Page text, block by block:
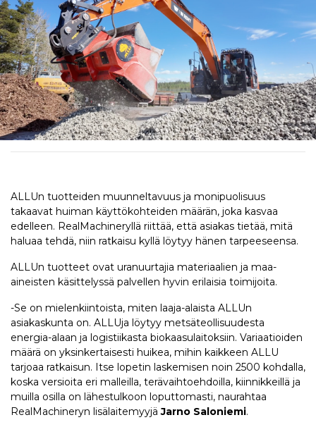
ALLUn tuotteiden muunneltavuus ja monipuolisuus
takaavat huiman käyttökohteiden määrän, joka kasvaa
edelleen. RealMachineryllä riittää, että asiakas tietää, mitä
haluaa tehdä, niin ratkaisu kyllä löytyy hänen tarpeeseensa.
ALLUn tuotteet ovat uranuurtajia materiaalien ja maa-
aineisten käsittelyssä palvellen hyvin erilaisia toimijoita.
-Se on mielenkiintoista, miten laaja-alaista ALLUn
asiakaskunta on. ALLUja löytyy metsäteollisuudesta
energia-alaan ja logistiikasta biokaasulaitoksiin. Variaatioiden
määrä on yksinkertaisesti huikea, mihin kaikkeen ALLU
tarjoaa ratkaisun. Itse lopetin laskemisen noin 2500 kohdalla,
koska versioita eri malleilla, terävaihtoehdoilla, kiinnikkeillä ja
muilla osilla on lähestulkoon loputtomasti, naurahtaa
RealMachineryn lisälaitemyyjäJarno Saloniemi.